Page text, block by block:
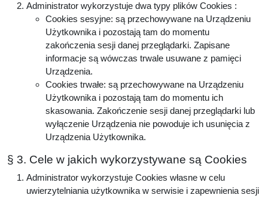
Administrator wykorzystuje dwa typy plików Cookies :
Cookies sesyjne: są przechowywane na Urządzeniu
Użytkownika i pozostają tam do momentu
zakończenia sesji danej przeglądarki. Zapisane
informacje są wówczas trwale usuwane z pamięci
Urządzenia.
Cookies trwałe: są przechowywane na Urządzeniu
Użytkownika i pozostają tam do momentu ich
skasowania. Zakończenie sesji danej przeglądarki lub
wyłączenie Urządzenia nie powoduje ich usunięcia z
Urządzenia Użytkownika.
§ 3. Cele w jakich wykorzystywane są Cookies
Administrator wykorzystuje Cookies własne w celu
uwierzytelniania użytkownika w serwisie i zapewnienia sesji